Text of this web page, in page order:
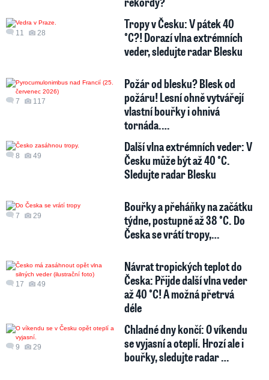
11 28
Tropy v Česku: V pátek 40
°C?! Dorazí vlna extrémních
veder, sledujte radar Blesku
7 117
Požár od blesku? Blesk od
požáru! Lesní ohně vytvářejí
vlastní bouřky i ohnivá
tornáda.…
8 49
Další vlna extrémních veder: V
Česku může být až 40 °C.
Sledujte radar Blesku
7 29
Bouřky a přeháňky na začátku
týdne, postupně až 38 °C. Do
Česka se vrátí tropy,…
17 49
Návrat tropických teplot do
Česka: Přijde další vlna veder
až 40 °C! A možná přetrvá
déle
9 29
Chladné dny končí: O víkendu
se vyjasní a oteplí. Hrozí ale i
bouřky, sledujte radar …